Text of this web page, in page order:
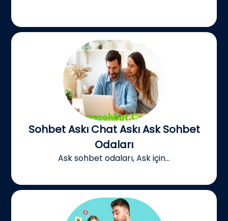
Sohbet Askı Chat Askı Ask Sohbet
Odaları
Ask sohbet odaları, Ask için...